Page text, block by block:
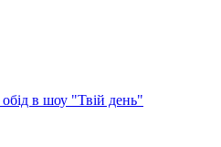
в шоу "Твій день"